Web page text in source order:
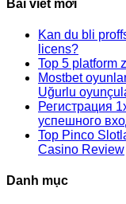
Bài viết mới
Kan du bli
licens?
Top 5 platform
Mostbet
Uğurlu
Регистрация
успешного
Top Pinco
Casino Review
Danh mục